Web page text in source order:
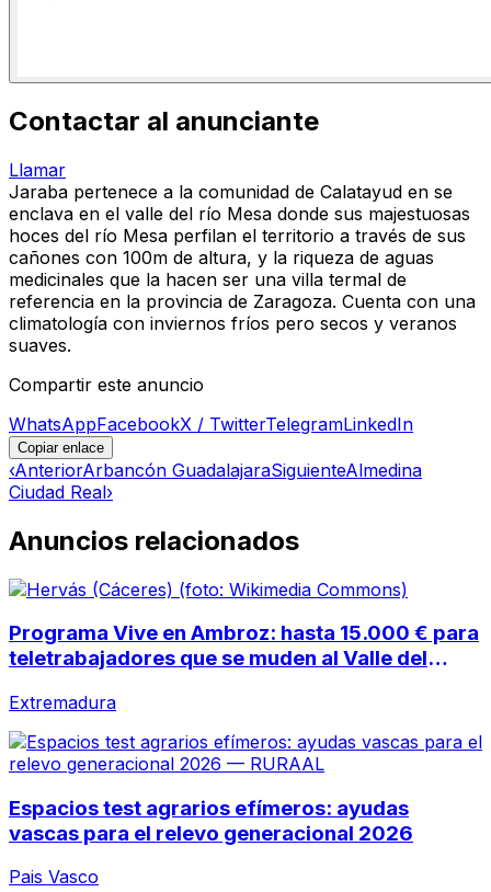
Contactar al anunciante
Llamar
Jaraba pertenece a la comunidad de Calatayud en se
enclava en el valle del río Mesa donde sus majestuosas
hoces del río Mesa perfilan el territorio a través de sus
cañones con 100m de altura, y la riqueza de aguas
medicinales que la hacen ser una villa termal de
referencia en la provincia de Zaragoza. Cuenta con una
climatología con inviernos fríos pero secos y veranos
suaves.
Compartir este anuncio
WhatsAppFacebookX / TwitterTelegramLinkedIn
Copiar enlace
‹AnteriorArbancón GuadalajaraSiguienteAlmedina
Ciudad Real›
Anuncios relacionados
Programa Vive en Ambroz: hasta 15.000 € para
teletrabajadores que se muden al Valle del
Extremadura
Espacios test agrarios efímeros: ayudas
vascas para el relevo generacional 2026
Pais Vasco